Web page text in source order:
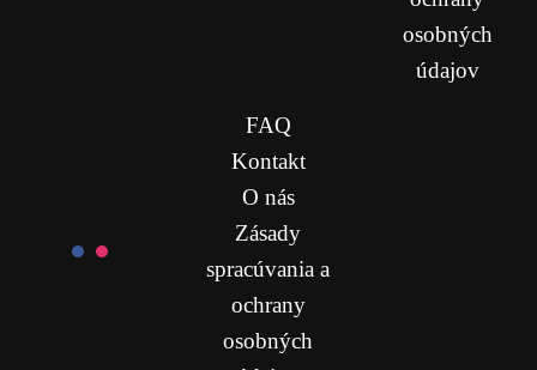
osobných
údajov
FAQ
Kontakt
O nás
Zásady
spracúvania a
ochrany
osobných